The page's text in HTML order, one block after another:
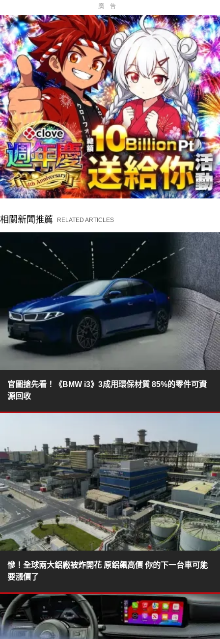
廣告
相關新聞推薦 RELATED ARTICLES
官圖搶先看！《BMW i3》3成用環保材質 85%的零件可資
源回收
慘！全球兩大鋁廠被炸開花 原鋁飆高價 你的下一台車可能
要漲價了